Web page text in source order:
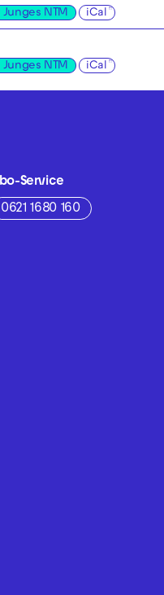
Junges NTM iCal
Junges NTM iCal
Service
0621 1680 160